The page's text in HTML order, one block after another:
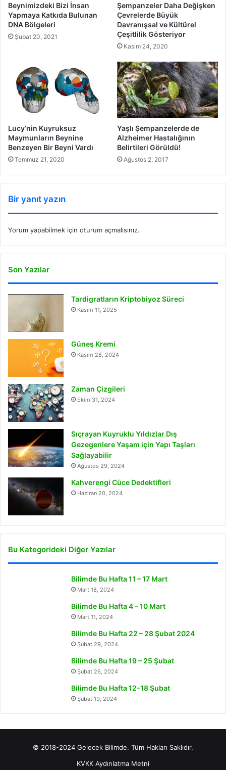
Beynimizdeki Bizi İnsan
Yapmaya Katkıda Bulunan
DNA Bölgeleri
Şubat 20, 2021
Şempanzeler Daha Değişken
Çevrelerde Büyük
Davranışsal ve Kültürel
Çeşitlilik Gösteriyor
Kasım 24, 2020
Lucy’nin Kuyruksuz
Maymunların Beynine
Benzeyen Bir Beyni Vardı
Temmuz 21, 2020
Yaşlı Şempanzelerde de
Alzheimer Hastalığının
Belirtileri Görüldü!
Ağustos 2, 2017
Bir yanıt yazın
Yorum yapabilmek için oturum açmalısınız.
Son Yazılar
Tardigratların Kriptobiyoz Süreci
Kasım 11, 2025
Güneş Kremi
Kasım 28, 2024
Zaman Çizgileri
Ekim 31, 2024
Sıçrayan Kuyruklu Yıldızlar Dış
Gezegenlere Yaşam için Yapı Taşları
Sağlayabilir
Ağustos 29, 2024
Kahverengi Cüce Dedektifleri
Haziran 20, 2024
Bu Kategorideki Diğer Yazılar
Bilimde Bu Hafta 11 – 17 Mart
Mart 18, 2024
Bilimde Bu Hafta 4 – 10 Mart
Mart 11, 2024
Bilimde Bu Hafta 22 – 28 Şubat 2024
Şubat 29, 2024
Bilimde Bu Hafta 19 – 25 Şubat
Şubat 26, 2024
Bilimde Bu Hafta 12-18 Şubat
Şubat 19, 2024
© 2018-2024 Gelecek Bilimde. Tüm Hakları Saklıdır.
KVKK Aydınlatma Metni